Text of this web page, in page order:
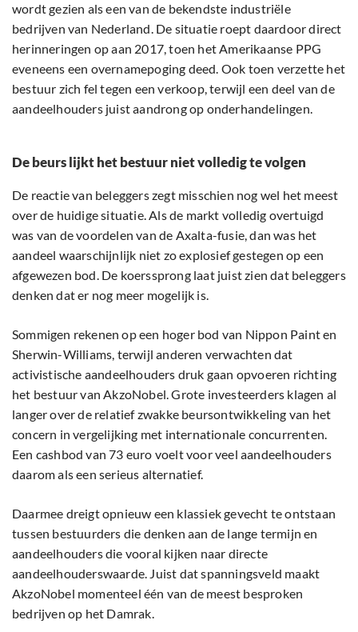
wordt gezien als een van de bekendste industriële
bedrijven van Nederland. De situatie roept daardoor direct
herinneringen op aan 2017, toen het Amerikaanse PPG
eveneens een overnamepoging deed. Ook toen verzette het
bestuur zich fel tegen een verkoop, terwijl een deel van de
aandeelhouders juist aandrong op onderhandelingen.
De beurs lijkt het bestuur niet volledig te volgen
De reactie van beleggers zegt misschien nog wel het meest
over de huidige situatie. Als de markt volledig overtuigd
was van de voordelen van de Axalta-fusie, dan was het
aandeel waarschijnlijk niet zo explosief gestegen op een
afgewezen bod. De koerssprong laat juist zien dat beleggers
denken dat er nog meer mogelijk is.
Sommigen rekenen op een hoger bod van Nippon Paint en
Sherwin-Williams, terwijl anderen verwachten dat
activistische aandeelhouders druk gaan opvoeren richting
het bestuur van AkzoNobel. Grote investeerders klagen al
langer over de relatief zwakke beursontwikkeling van het
concern in vergelijking met internationale concurrenten.
Een cashbod van 73 euro voelt voor veel aandeelhouders
daarom als een serieus alternatief.
Daarmee dreigt opnieuw een klassiek gevecht te ontstaan
tussen bestuurders die denken aan de lange termijn en
aandeelhouders die vooral kijken naar directe
aandeelhouderswaarde. Juist dat spanningsveld maakt
AkzoNobel momenteel één van de meest besproken
bedrijven op het Damrak.